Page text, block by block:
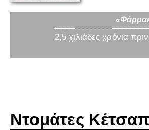
2,5 χιλιάδες χρόνια
Ντομάτες